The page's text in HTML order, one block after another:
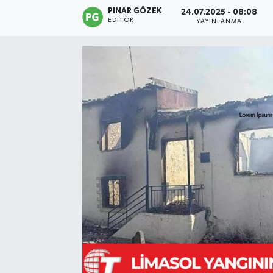
PINAR GÖZEK
EDITÖR
24.07.2025 - 08:08
YAYINLANMA